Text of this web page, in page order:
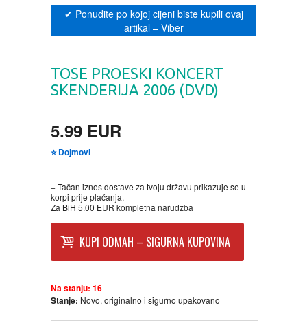
BIOGRAFIJA
BOJANKE ZA ODRASLE
DRAMA
DRUSTVENA IGRA
DUH I TELO
EDUKATIVNI
EROTSKI
ZABAVNA
BECUTAN
PAVLODERM
100% PRIRODNO
✔ Ponudite po kojoj cijeni biste kupili ovaj
artikal– Viber
TOSE PROESKI KONCERT
SKENDERIJA 2006 (DVD)
5.99 EUR
⭐ Dojmovi
+ Tačan iznos dostave za tvoju državu prikazuje se u
korpi prije plaćanja.
Za BiH 5.00 EUR kompletna narudžba
KUPI ODMAH – SIGURNA KUPOVINA
Na stanju: 16
Stanje: Novo, originalno i sigurno upakovano